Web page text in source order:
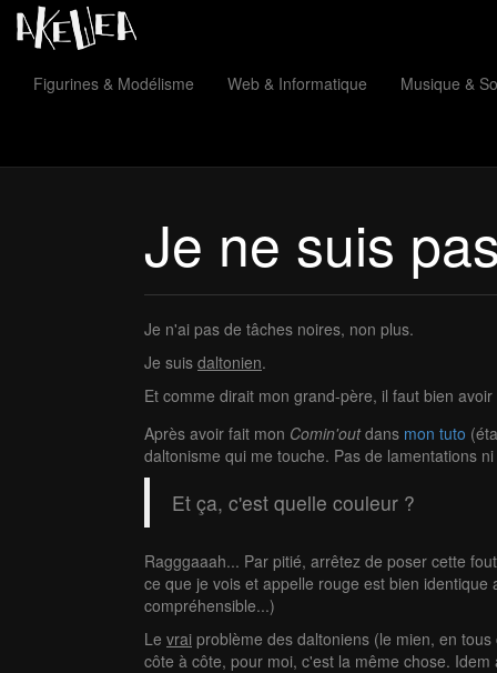
Figurines & Modélisme Web & Informatique Musique &
Je ne suis
Je n'ai pas de tâches noires, non plus.
Je suis daltonien.
Et comme dirait mon grand-père, il faut bien
Après avoir fait mon Comin'outdans mon tuto
daltonisme qui me touche. Pas de lamentations
Et ça, c'est quelle couleur ?
Ragggaaah... Par pitié, arrêtez de poser cette
ce que je vois et appelle rouge est bien
compréhensible...)
Le vrai problème des daltoniens (le mien, en
côte à côte, pour moi, c'est la même chose.